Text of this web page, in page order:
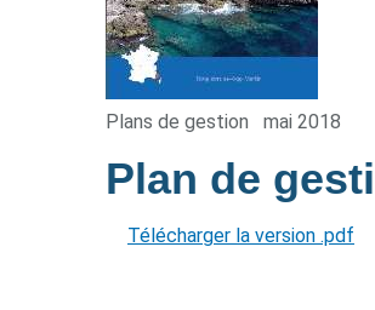
Plans de gestion mai 2018
Plan de
Télécharger la version .pdf